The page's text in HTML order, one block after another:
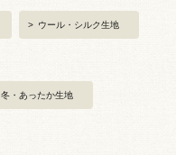
> ウール・シルク生地
冬・あったか生地